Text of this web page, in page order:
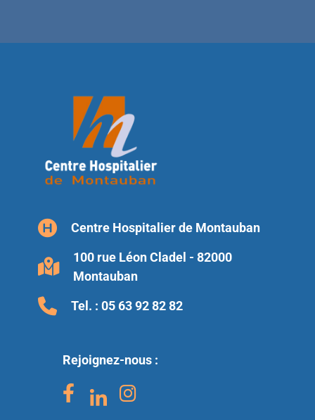
Centre Hospitalier de Montauban
100 rue Léon Cladel - 82000
Montauban
Tel. : 05 63 92 82 82
Rejoignez-nous :